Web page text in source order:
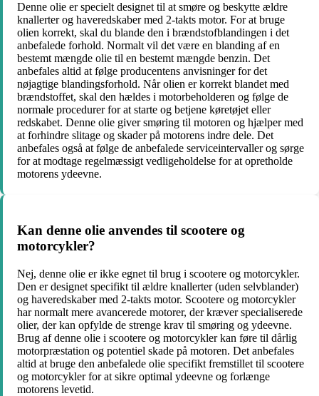
Denne olie er specielt designet til at smøre og beskytte ældre
knallerter og haveredskaber med 2-takts motor. For at bruge
olien korrekt, skal du blande den i brændstofblandingen i det
anbefalede forhold. Normalt vil det være en blanding af en
bestemt mængde olie til en bestemt mængde benzin. Det
anbefales altid at følge producentens anvisninger for det
nøjagtige blandingsforhold. Når olien er korrekt blandet med
brændstoffet, skal den hældes i motorbeholderen og følge de
normale procedurer for at starte og betjene køretøjet eller
redskabet. Denne olie giver smøring til motoren og hjælper med
at forhindre slitage og skader på motorens indre dele. Det
anbefales også at følge de anbefalede serviceintervaller og sørge
for at modtage regelmæssigt vedligeholdelse for at opretholde
motorens ydeevne.
Kan denne olie anvendes til scootere og
motorcykler?
Nej, denne olie er ikke egnet til brug i scootere og motorcykler.
Den er designet specifikt til ældre knallerter (uden selvblander)
og haveredskaber med 2-takts motor. Scootere og motorcykler
har normalt mere avancerede motorer, der kræver specialiserede
olier, der kan opfylde de strenge krav til smøring og ydeevne.
Brug af denne olie i scootere og motorcykler kan føre til dårlig
motorpræstation og potentiel skade på motoren. Det anbefales
altid at bruge den anbefalede olie specifikt fremstillet til scootere
og motorcykler for at sikre optimal ydeevne og forlænge
motorens levetid.